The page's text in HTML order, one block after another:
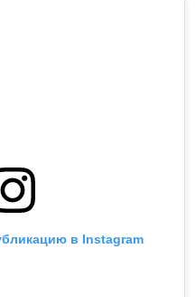
в Instagram